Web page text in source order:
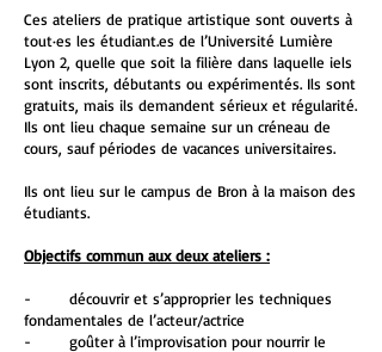
Ces ateliers de pratique artistique sont ouverts à
tout·es les étudiant.es de l’Université Lumière
Lyon 2, quelle que soit la filière dans laquelle iels
sont inscrits, débutants ou expérimentés. Ils sont
gratuits, mais ils demandent sérieux et régularité.
Ils ont lieu chaque semaine sur un créneau de
cours, sauf périodes de vacances universitaires.
Ils ont lieu sur le campus de Bron à la maison des
étudiants.
Objectifs commun aux deux ateliers :
- découvrir et s’approprier les techniques
fondamentales de l’acteur/actrice
- goûter à l’improvisation pour nourrir le